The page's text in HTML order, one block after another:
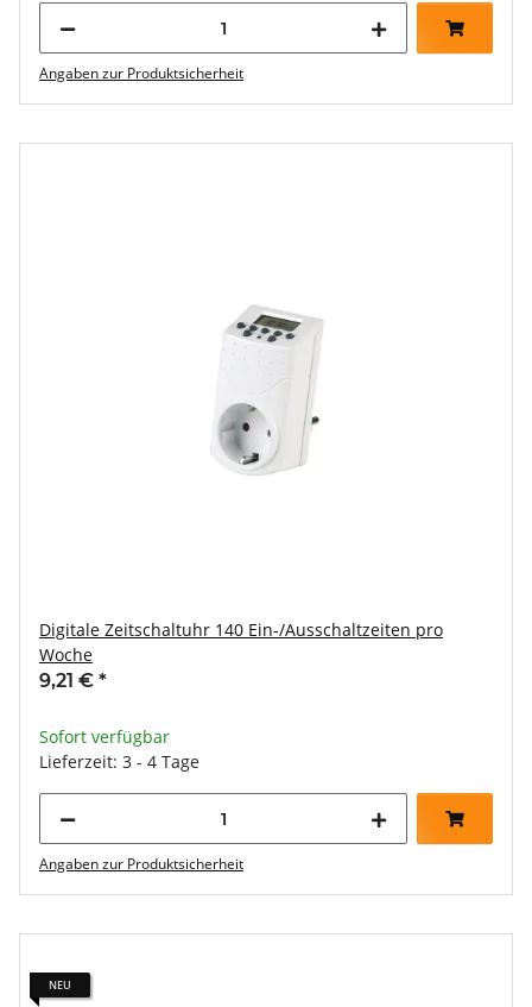
Angaben zur Produktsicherheit
Digitale Zeitschaltuhr 140 Ein-/Ausschaltzeiten pro
Woche
9,21 € *
Sofort verfügbar
Lieferzeit: 3 - 4 Tage
Angaben zur Produktsicherheit
NEU